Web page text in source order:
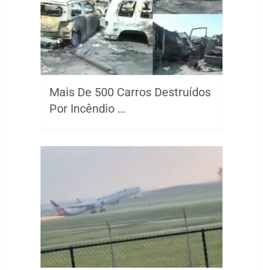
Mais De 500 Carros Destruídos
Por Incêndio …